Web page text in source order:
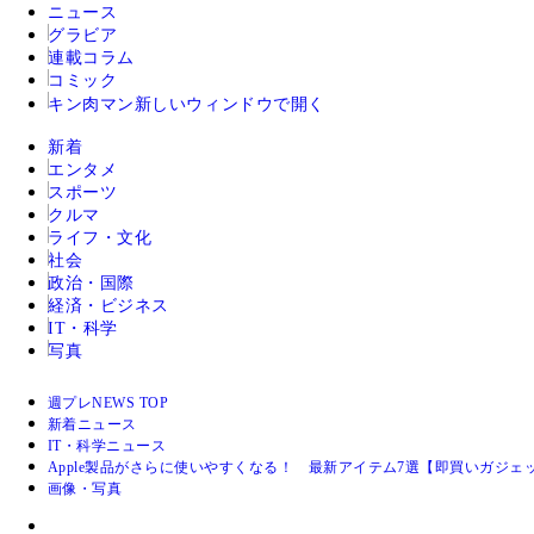
ニュース
グラビア
連載コラム
コミック
キン肉マン 新しいウィンドウで開く
新着
エンタメ
スポーツ
クルマ
ライフ・文化
社会
政治・国際
経済・ビジネス
IT・科学
写真
週プレNEWS TOP
新着ニュース
IT・科学ニュース
Apple製品がさらに使いやすくなる！ 最新アイテム7選【即買いガジェッ
画像・写真